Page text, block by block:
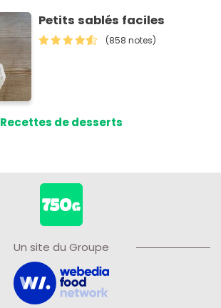
Petits sablés faciles
(858 notes)
Recettes de desserts
Un site du Groupe